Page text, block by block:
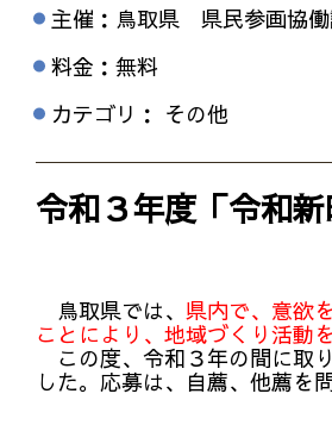
主催：鳥取県 県民参画協
料金：無料
カテゴリ： その他
令和３年度「令和
鳥取県では、 県内で、意欲
ことにより、地域づくり活動
この度、令和３年の間に取
した。応募は、自薦、他薦を